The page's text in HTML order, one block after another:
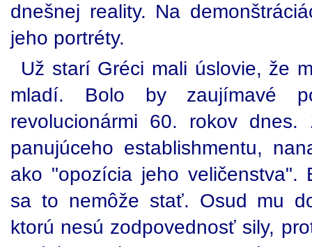
dnešnej reality. Na
jeho portréty.
Už starí Gréci mali úslovie, že
mladí. Bolo by zaujímavé
revolucionármi 60. rokov
panujúceho establishmentu,
ako "opozícia jeho veličenstva".
sa to nemôže stať. Osud mu
ktorú nesú zodpovednosť sily,